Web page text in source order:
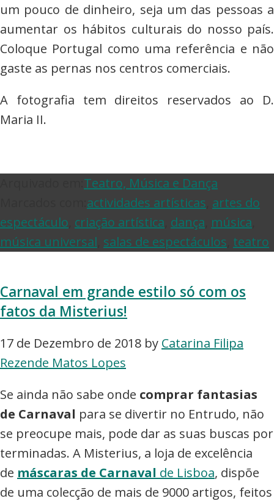
um pouco de dinheiro, seja um das pessoas a
aumentar os hábitos culturais do nosso país.
Coloque Portugal como uma referência e não
gaste as pernas nos centros comerciais.
A fotografia tem direitos reservados ao D.
Maria II.
Teatro, Música e Dança
actividades artísticas artes do
espectáculo criação artística dança música
música universal salas de espectáculos teatro
Carnaval em grande estilo só com os
fatos da Misterius!
17 de Dezembro de 2018 by Catarina Filipa
Rezende Matos Lopes
Se ainda não sabe onde comprar fantasias
de Carnaval para se divertir no Entrudo, não
se preocupe mais, pode dar as suas buscas por
terminadas. A Misterius, a loja de excelência
de máscaras de Carnaval de Lisboa, dispõe
de uma colecção de mais de 9000 artigos, feitos